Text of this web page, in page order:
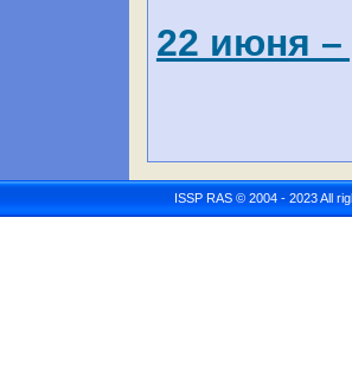
22 июня
ISSP RAS © 2004 - 2023 All